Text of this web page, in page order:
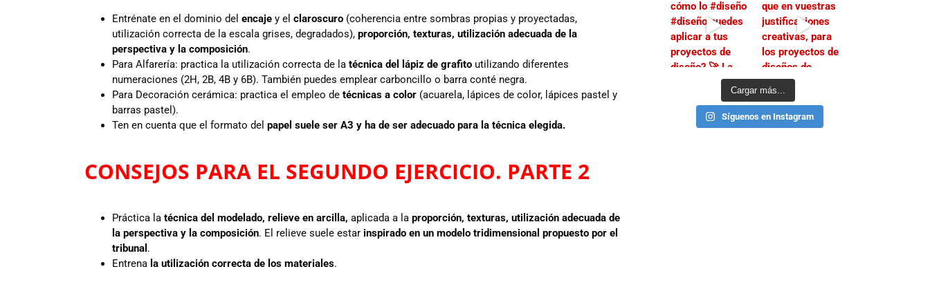
Entrénate en el dominio del encajey el claroscuro(coherencia entre sombras propias y proyectadas,
utilización correcta de la escala grises, degradados),proporción, texturas, utilización adecuada de la
perspectiva y la composición.
Para Alfarería: practica la utilización correcta de la técnica del lápiz de grafitoutilizando diferentes
numeraciones (2H, 2B, 4B y 6B). También puedes emplear carboncillo o barra conté negra.
Para Decoración cerámica: practica el empleo de técnicas a color (acuarela, lápices de color, lápices pastel y
barras pastel).
Ten en cuenta que el formato del papel suele ser A3 y ha de ser adecuado para la técnica elegida.
CONSEJOS PARA EL SEGUNDO EJERCICIO. PARTE 2
Práctica la técnica del modelado, relieve en arcilla, aplicada a laproporción, texturas, utilización adecuada de
la perspectiva y la composición. El relieve suele estar inspirado en un modelo tridimensional propuesto por el
tribunal .
Entrenala utilización correcta de los materiales.
Cargar más...
Síguenos en Instagram